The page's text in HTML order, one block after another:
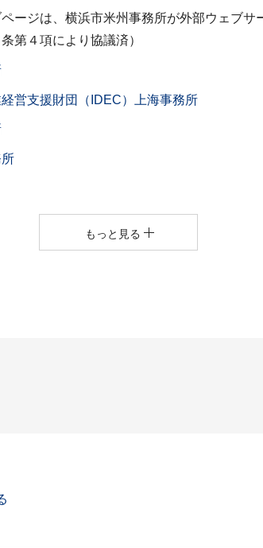
ージは、横浜市米州事務所が外部ウェブ
第４項により協議済）
経営支援財団（IDEC）上海事務所
もっと見る